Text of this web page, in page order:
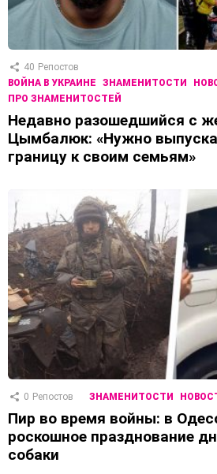
40 Репостов
ВОЙНА В УКРАИНЕ
ЗНАМЕНИТОСТИ
ПРО ЗНАМЕНИТОСТЕЙ
Недавно разошедшийся с
Цымбалюк: «Нужно
границу к своим семьям»
0 Репостов ЗНАМЕНИТОСТИ
Пир во время войны: в
роскошное празднование
собаки